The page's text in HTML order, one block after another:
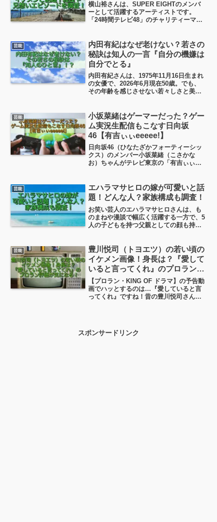
横山裕さんは、SUPER EIGHTのメンバ
ーとして活躍するアーティストです。
「24時間テレビ48」のチャリティーマラ
り、特に三男の充さんとのエピソードが
SNSで「イケメン」「心温まる」と注目
を集めているんです。
芸能
内田有紀はなぜ老けない？若さの
秘訣は知人の一言『自分の機嫌は
自分でとる』
内田有紀さんは、1975年11月16日生まれ
の女優で、2026年6月現在50歳。でも、
その年齢を感じさせない若々しさと美し
といった驚きの声が絶えません。この記
事では、内田有紀さんの若さの秘密や美
容法について詳しくまとめました。
芸能
小坂菜緒はゲーマーだった？ゲー
ム実況生配信もこなす日向坂
46【有吉ぃぃeeeee!】
日向坂46（ひなたざかフォーティーシッ
クス）のメンバー小坂菜緒（こさかな
お）ちゃんがテレビ東京の「有吉ぃぃ
込んでTVゲームをやりまくるという設定
の、サブタイトル...
芸能
エハラマサヒロの嫁が可愛いと話
題！どんな人？家族構成も調査！
お笑い芸人のエハラマサヒロさんは、も
のまねや漫談で幅広く活躍する一方で、5
人の子どもを持つ父親としての顔も持っ
二人の馴れ初め、さらに5人の子どもたち
を含む家族構成についても詳しく調べて
まとめました！
芸能
豊川悦司（トヨエツ）の若い頃の
イケメン画像！身長は？『愛して
いると言ってくれ』のプロラン評
価が気になる！
【プロラン・KING OF ドラマ】の予告動
画でハッとするのは…『愛していると言
ってくれ』ですね！昔の豊川悦司さんは
スポンサードリンク